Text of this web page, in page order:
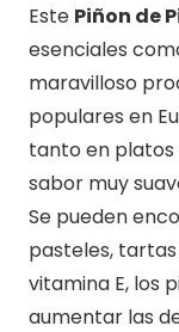
Este Piñon de
esenciales
maravilloso
populares en
tanto en platos
sabor muy
Se pueden
pasteles,
vitamina E, los
aumentar las